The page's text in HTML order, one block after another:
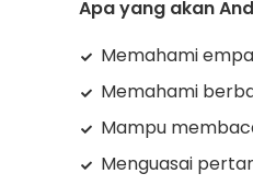
Apa yang akan
Memahami
Memahami
Mampu
Menguasai